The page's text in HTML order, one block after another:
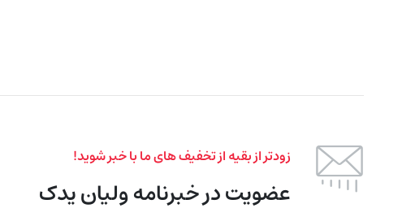
زودتر از بقیه از تخفیف های ما با خبر شوید!
عضویت در خبرنامه ولیان یدک